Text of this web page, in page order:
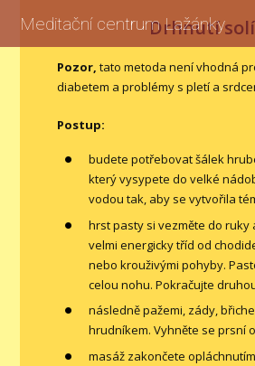
Meditační centrum Lažánky
Drhnutí solí
Pozor, tato metoda není vhodná
diabetem a problémy s pletí a
Postup:
budete potřebovat šálek
který vysypete do velké
vodou tak, aby se vytvořila
hrst pasty si vezměte do ruky
velmi energicky tříd od
nebo krouživými pohyby.
celou nohu. Pokračujte
následně pažemi, zády,
hrudníkem. Vyhněte se prsní
masáž zakončete